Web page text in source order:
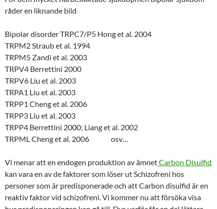
råder en liknande bild
Bipolar disorder TRPC7/P5 Hong et al. 2004
TRPM2 Straub et al. 1994
TRPM5 Zandi et al. 2003
TRPV4 Berrettini 2000
TRPV6 Liu et al. 2003
TRPA1 Liu et al. 2003
TRPP1 Cheng et al. 2006
TRPP3 Liu et al. 2003
TRPP4 Berrettini 2000; Liang et al. 2002
TRPML Cheng et al. 2006 osv…
Vi menar att en endogen produktion av ämnetCarbon Disulfid
kan vara en av de faktorer som löser ut Schizofreni hos
personer som är predisponerade och att Carbon disulfid är en
reaktiv faktor vid schizofreni. Vi kommer nu att försöka visa